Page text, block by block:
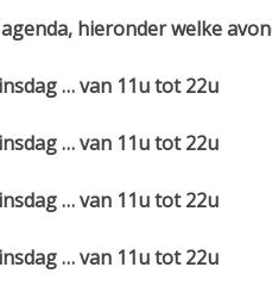
hieronder welke
… van 11u tot 22u
… van 11u tot 22u
… van 11u tot 22u
… van 11u tot 22u